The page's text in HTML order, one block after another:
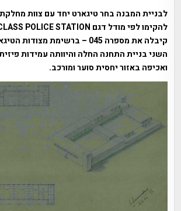
לבניית המבנה בחר טיגארט יחד עם צוות מחלקת
קיבלה את מספרה 045 – ברשימת
השני בניית התחנה החלה והיוותה עמידות
ואכיפה באזור יחסית סוער ומורכב.